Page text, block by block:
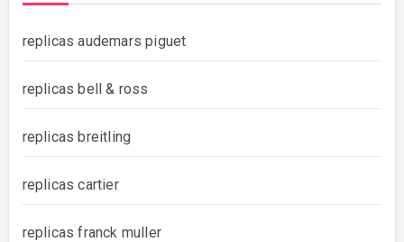
replicas audemars piguet
replicas bell & ross
replicas breitling
replicas cartier
replicas franck muller